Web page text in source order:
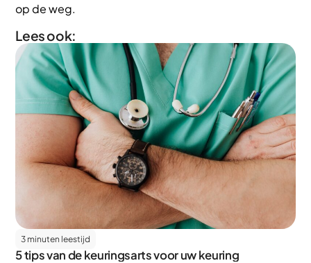
op de weg.
Lees ook:
3 minuten leestijd
5 tips van de keuringsarts voor uw keuring